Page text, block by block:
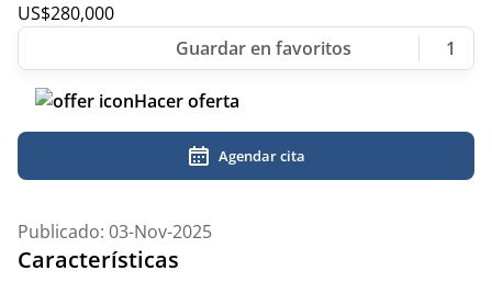
US$280,000
1
Hacer oferta
Agendar cita
Publicado: 03-Nov-2025
Características